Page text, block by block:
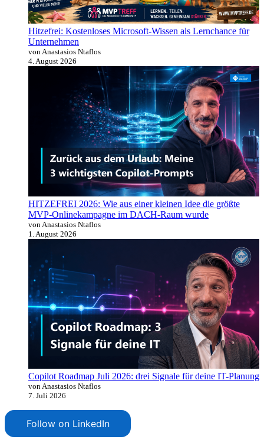
Hitzefrei: Kostenloses Microsoft-Wissen als Lernchance für
Unternehmen
von Anastasios Ntaflos
4. August 2026
HITZEFREI 2026: Wie aus einer kleinen Idee die größte
MVP-Onlinekampagne im DACH-Raum wurde
von Anastasios Ntaflos
1. August 2026
Copilot Roadmap Juli 2026: drei Signale für deine IT-Planung
von Anastasios Ntaflos
7. Juli 2026
Follow on LinkedIn